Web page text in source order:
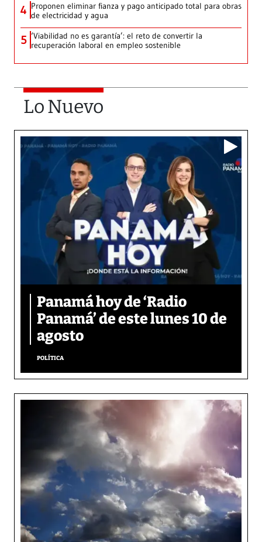
4 Proponen eliminar fianza y pago anticipado total para obras
de electricidad y agua
5 ‘Viabilidad no es garantía’: el reto de convertir la
recuperación laboral en empleo sostenible
Lo Nuevo
Panamá hoy de ‘Radio
Panamá’ de este lunes 10 de
agosto
POLÍTICA